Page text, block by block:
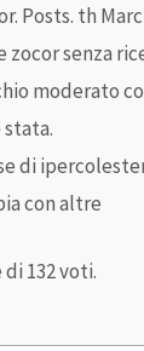
Posts. th
zocor senza
moderato
di
con altre
di 132voti.